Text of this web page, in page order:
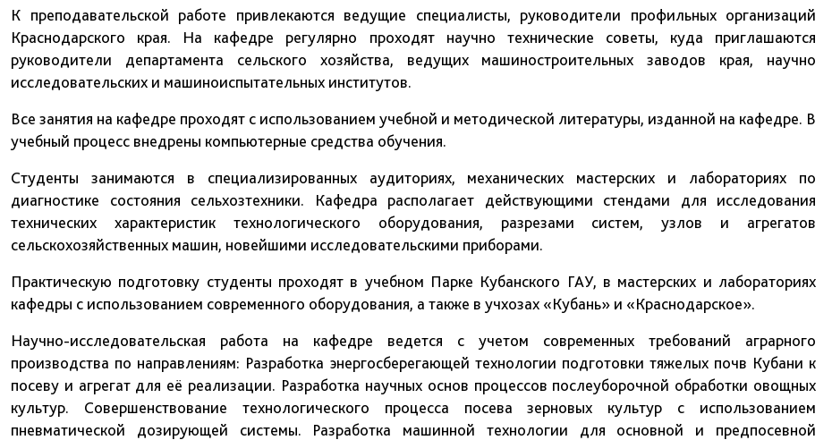
К преподавательской работе привлекаются ведущие специалисты, руководители профильных организаций
Краснодарского края. На кафедре регулярно проходят научно технические советы, куда приглашаются
руководители департамента сельского хозяйства, ведущих машиностроительных заводов края, научно
исследовательских и машиноиспытательных институтов.
Все занятия на кафедре проходят с использованием учебной и методической литературы, изданной на кафедре. В
учебный процесс внедрены компьютерные средства обучения.
Студенты занимаются в специализированных аудиториях, механических мастерских и лабораториях по
диагностике состояния сельхозтехники. Кафедра располагает действующими стендами для исследования
технических характеристик технологического оборудования, разрезами систем, узлов и агрегатов
сельскохозяйственных машин, новейшими исследовательскими приборами.
Практическую подготовку студенты проходят в учебном Парке Кубанского ГАУ, в мастерских и лабораториях
кафедры с использованием современного оборудования, а также в учхозах «Кубань» и «Краснодарское».
Научно-исследовательская работа на кафедре ведется с учетом современных требований аграрного
производства по направлениям: Разработка энергосберегающей технологии подготовки тяжелых почв Кубани к
посеву и агрегат для её реализации. Разработка научных основ процессов послеуборочной обработки овощных
культур. Совершенствование технологического процесса посева зерновых культур с использованием
пневматической дозирующей системы. Разработка машинной технологии для основной и предпосевной